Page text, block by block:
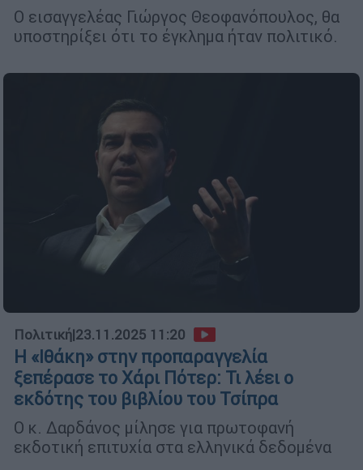
Ο εισαγγελέας Γιώργος Θεοφανόπουλος, θα
υποστηρίξει ότι το έγκλημα ήταν πολιτικό.
Πολιτική|23.11.2025 11:20
Η «Ιθάκη» στην προπαραγγελία
ξεπέρασε το Χάρι Πότερ: Τι λέει ο
εκδότης του βιβλίου του Τσίπρα
Ο κ. Δαρδάνος μίλησε για πρωτοφανή
εκδοτική επιτυχία στα ελληνικά δεδομένα